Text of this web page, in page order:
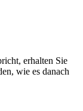
erhalten Sie
wie es danach